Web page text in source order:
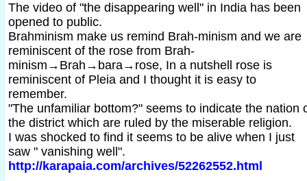
The video of "the disappearing well" in India has been
opened to public.
Brahminism make us remind Brah-minism and we are
reminiscent of the rose from Brah-
minism→Brah→bara→rose, In a nutshell rose is
reminiscent of Pleia and I thought it is easy to
remember.
"The unfamiliar bottom?" seems to indicate the nation
the district which are ruled by the miserable religion.
I was shocked to find it seems to be alive when I just
saw " vanishing well".
http://karapaia.com/archives/52262552.html